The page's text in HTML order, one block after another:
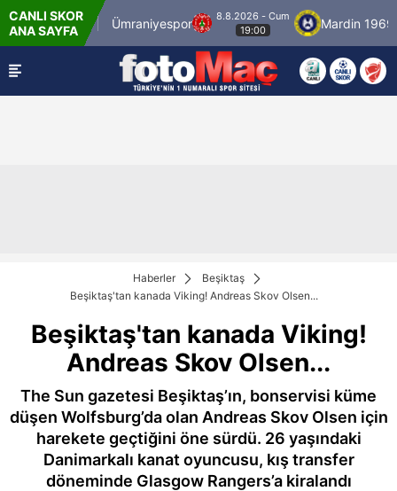
CANLI SKOR
ANA SAYFA
Ümraniyespor
8.8.2026 - Cum
19:00
Mardin 1969
Haberler
Beşiktaş
Beşiktaş'tan kanada Viking! Andreas Skov Olsen...
Beşiktaş'tan kanada Viking!
Andreas Skov Olsen...
The Sun gazetesi Beşiktaş’ın, bonservisi küme
düşen Wolfsburg’da olan Andreas Skov Olsen için
harekete geçtiğini öne sürdü. 26 yaşındaki
Danimarkalı kanat oyuncusu, kış transfer
döneminde Glasgow Rangers’a kiralandı